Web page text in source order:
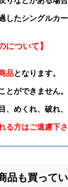
したシングルカ
ついて】
品となります。
ができません。
めくれ、破れ
る方はご遠慮下さ
品も買って